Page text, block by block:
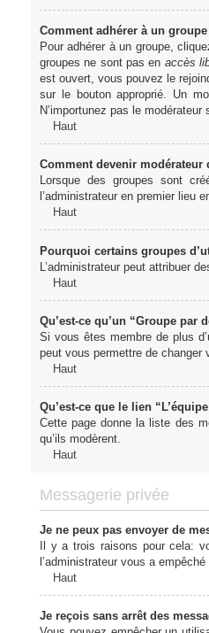
Comment adhérer à un
Pour adhérer à un groupe,
groupes ne sont pas en accès
est ouvert, vous pouvez le
sur le bouton approprié. Un
N’importunez pas le
Haut
Comment devenir modérateur
Lorsque des groupes sont
l’administrateur en premier lieu
Haut
Pourquoi certains groupes
L’administrateur peut attribuer
Haut
Qu’est-ce qu’un “Groupe par
Si vous êtes membre de plus
peut vous permettre de changer
Haut
Qu’est-ce que le lien
Cette page donne la liste des
qu’ils modèrent.
Haut
Messagerie privée
Je ne peux pas envoyer de
Il y a trois raisons pour cela:
l’administrateur vous a
Haut
Je reçois sans arrêt des